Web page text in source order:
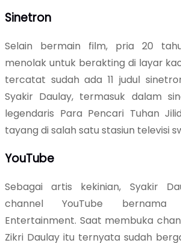
Sinetron
Selain bermain film, pria 20
menolak untuk berakting di layar
tercatat sudah ada 11 judul
Syakir Daulay, termasuk dalam
legendaris Para Pencari Tuhan
tayang di salah satu stasiun televisi
YouTube
Sebagai artis kekinian, Syakir
channel YouTube bernama
Entertainment. Saat membuka
Zikri Daulay itu ternyata sudah